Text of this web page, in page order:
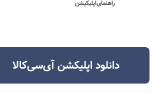
راهنمای‌اپلیکیشن
دانلود اپلیکشن آی‌سی‌کالا